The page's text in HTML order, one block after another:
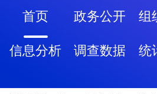
首页 政务公开 组
信息分析 调查数据 统